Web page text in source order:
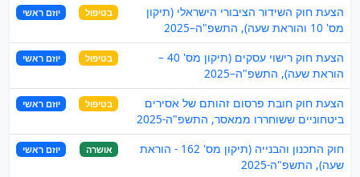
הצעת חוק השידור הציבורי הישראלי (תיקון
מס' 10 והוראת שעה), התשפ"ה–2025
בטיפול יוזם ראשי
הצעת חוק רישוי עסקים (תיקון מס' 40 –
הוראת שעה), התשפ"ה–2025
בטיפול יוזם ראשי
הצעת חוק חובת פרסום זהותם של אסירים
ביטחוניים ששוחררו ממאסר, התשפ"ה-2025
בטיפול יוזם ראשי
חוק התכנון והבנייה (תיקון מס' 162 - הוראת
שעה), התשפ"ה-2025
אושרה יוזם ראשי